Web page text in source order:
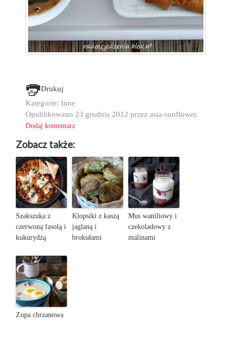
Drukuj
Kategorie: Inne
Opublikowano 23 grudnia 2012 przez asia-sunflower.
Dodaj komentarz
Zobacz także:
Szakszuka z
czerwoną fasolą i
kukurydzą
Klopsiki z kaszą
jaglaną i
brokułami
Mus waniliowy i
czekoladowy z
malinami
Zupa chrzanowa